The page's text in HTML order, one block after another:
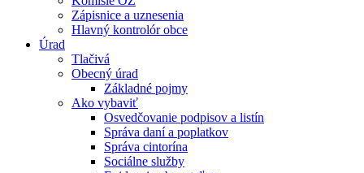
Zápisnice a uznesenia
Hlavný kontrolór obce
Úrad
Tlačivá
Obecný úrad
Základné pojmy
Ako vybaviť
Osvedčovanie podpisov a listín
Správa daní a poplatkov
Správa cintorína
Sociálne služby